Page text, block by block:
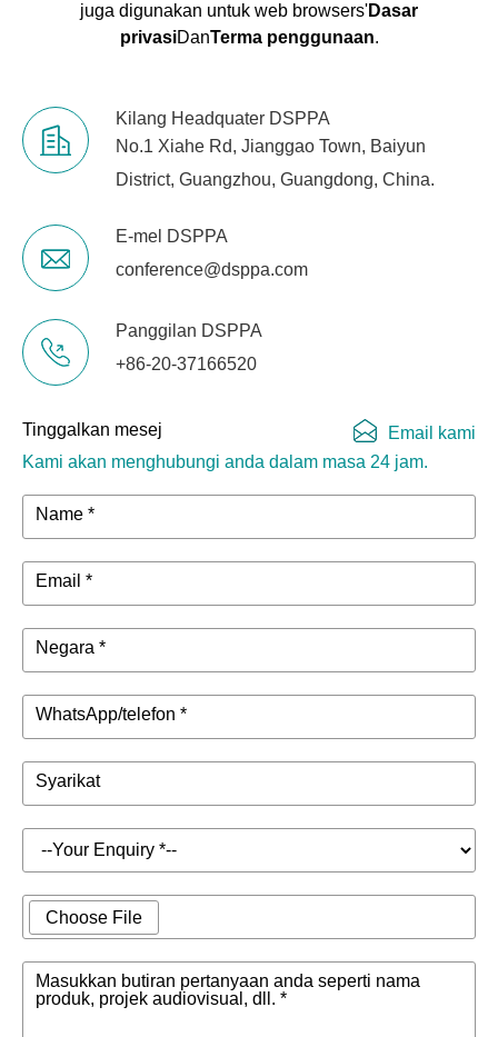
juga digunakan untuk web browsers'Dasar
privasiDanTerma penggunaan.
Kilang Headquater DSPPA
No.1 Xiahe Rd, Jianggao Town, Baiyun
District, Guangzhou, Guangdong, China.
E-mel DSPPA
conference@dsppa.com
Panggilan DSPPA
+86-20-37166520
Tinggalkan mesej
Kami akan menghubungi anda dalam masa 24 jam.
Email kami
Name *
Email *
Negara *
WhatsApp/telefon *
Syarikat
Choose File
Masukkan butiran pertanyaan anda seperti nama
produk, projek audiovisual, dll. *